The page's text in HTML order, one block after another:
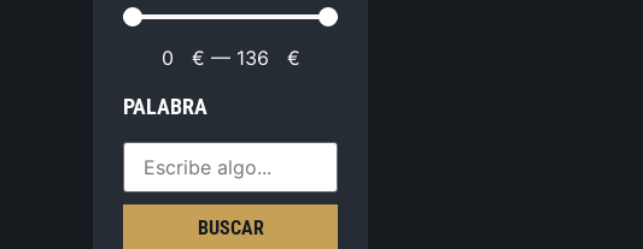
0 € — 136 €
PALABRA
BUSCAR